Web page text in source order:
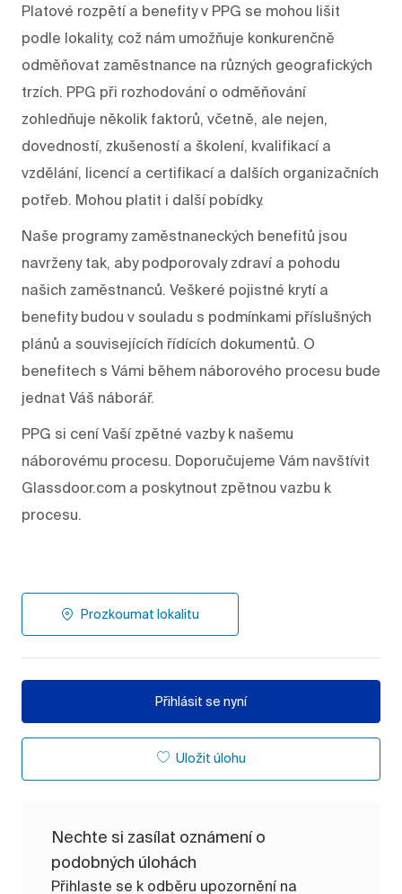
Platové rozpětí a benefity v PPG se mohou lišit
podle lokality, což nám umožňuje konkurenčně
odměňovat zaměstnance na různých geografických
trzích. PPG při rozhodování o odměňování
zohledňuje několik faktorů, včetně, ale nejen,
dovedností, zkušeností a školení, kvalifikací a
vzdělání, licencí a certifikací a dalších organizačních
potřeb. Mohou platit i další pobídky.
Naše programy zaměstnaneckých benefitů jsou
navrženy tak, aby podporovaly zdraví a pohodu
našich zaměstnanců. Veškeré pojistné krytí a
benefity budou v souladu s podmínkami příslušných
plánů a souvisejících řídících dokumentů. O
benefitech s Vámi během náborového procesu bude
jednat Váš náborář.
PPG si cení Vaší zpětné vazby k našemu
náborovému procesu. Doporučujeme Vám navštívit
Glassdoor.com a poskytnout zpětnou vazbu k
procesu.
Prozkoumat lokalitu
Přihlásit se nyní
Uložit úlohu
Nechte si zasílat oznámení o
podobných úlohách
Přihlaste se k odběru upozornění na